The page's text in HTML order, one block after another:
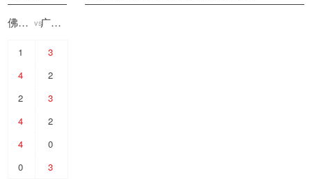
佛山DRG vs 广州TTG
1
3
4
2
2
3
4
2
4
0
0
3